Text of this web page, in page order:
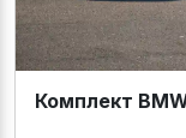
Комплект